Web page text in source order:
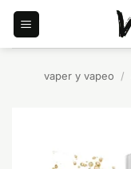
Saltar
contenido
vaper y vapeo /